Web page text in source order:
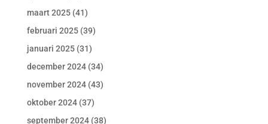
maart 2025(41)
februari 2025(39)
januari 2025(31)
december 2024(34)
november 2024(43)
oktober 2024(37)
september 2024(38)